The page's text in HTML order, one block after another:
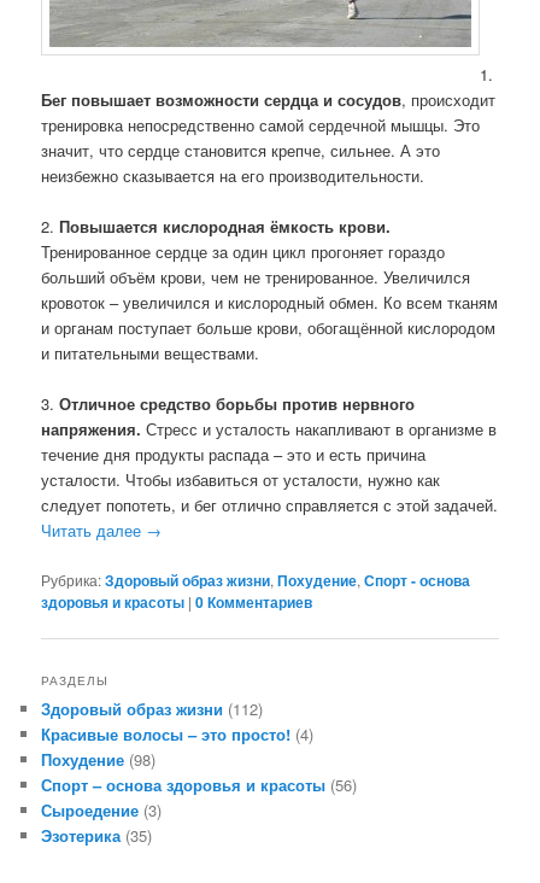
1.
Бег повышает возможности сердца и сосудов, происходит
тренировка непосредственно самой сердечной мышцы. Это
значит, что сердце становится крепче, сильнее. А это
неизбежно сказывается на его производительности.
2.Повышается кислородная ёмкость крови.
Тренированное сердце за один цикл прогоняет гораздо
больший объём крови, чем не тренированное. Увеличился
кровоток – увеличился и кислородный обмен. Ко всем тканям
и органам поступает больше крови, обогащённой кислородом
и питательными веществами.
3.Отличное средство борьбы против нервного
напряжения. Стресс и усталость накапливают в организме в
течение дня продукты распада – это и есть причина
усталости. Чтобы избавиться от усталости, нужно как
следует попотеть, и бег отлично справляется с этой задачей.
Читать далее →
Рубрика:Здоровый образ жизни,Похудение,Спорт - основа
здоровья и красоты |0 Комментариев
РАЗДЕЛЫ
Здоровый образ жизни (112)
Красивые волосы – это просто! (4)
Похудение (98)
Спорт – основа здоровья и красоты (56)
Сыроедение (3)
Эзотерика(35)